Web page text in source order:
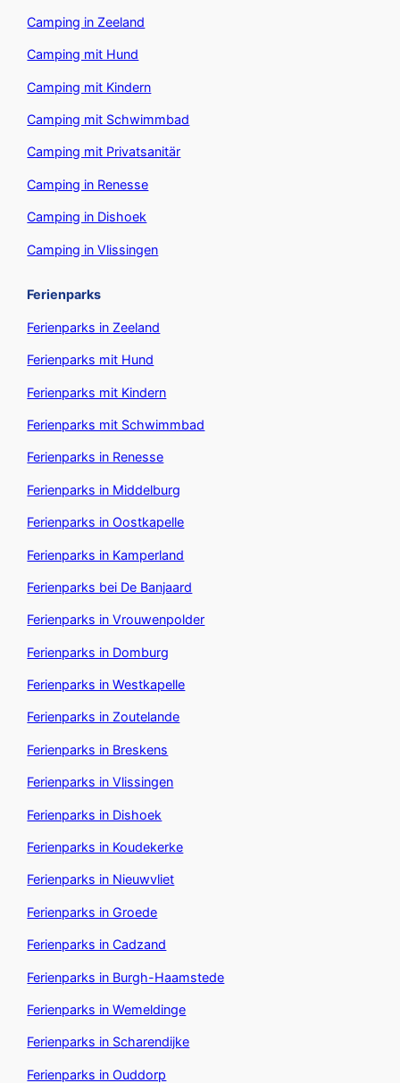
Camping in Zeeland
Camping mit Hund
Camping mit Kindern
Camping mit Schwimmbad
Camping mit Privatsanitär
Camping in Renesse
Camping in Dishoek
Camping in Vlissingen
Ferienparks
Ferienparks in Zeeland
Ferienparks mit Hund
Ferienparks mit Kindern
Ferienparks mit Schwimmbad
Ferienparks in Renesse
Ferienparks in Middelburg
Ferienparks in Oostkapelle
Ferienparks in Kamperland
Ferienparks bei De Banjaard
Ferienparks in Vrouwenpolder
Ferienparks in Domburg
Ferienparks in Westkapelle
Ferienparks in Zoutelande
Ferienparks in Breskens
Ferienparks in Vlissingen
Ferienparks in Dishoek
Ferienparks in Koudekerke
Ferienparks in Nieuwvliet
Ferienparks in Groede
Ferienparks in Cadzand
Ferienparks in Burgh-Haamstede
Ferienparks in Wemeldinge
Ferienparks in Scharendijke
Ferienparks in Ouddorp